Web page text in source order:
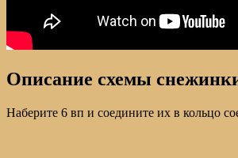
Описание схемы
Наберите 6 вп и соедините их в кольцо